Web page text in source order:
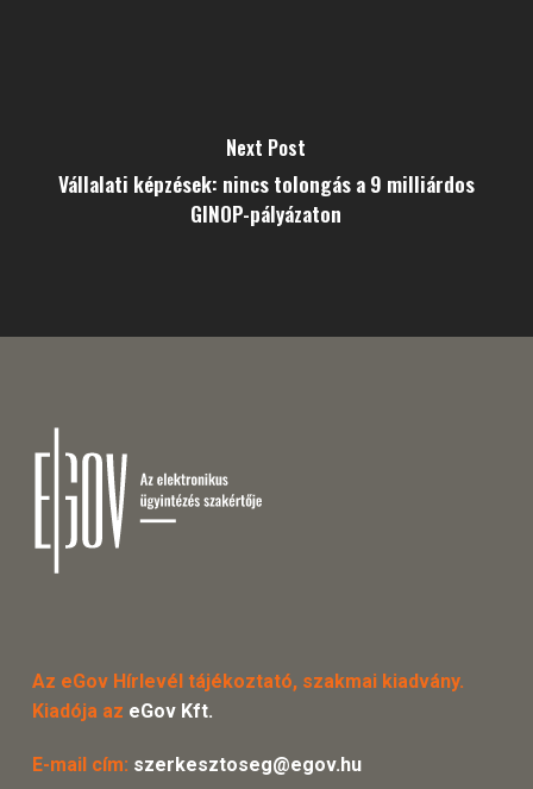
Next Post
Vállalati képzések: nincs tolongás a 9 milliárdos
GINOP-pályázaton
Az eGov Hírlevél tájékoztató, szakmai kiadvány.
Kiadója az eGov Kft.
E-mail cím: szerkesztoseg@egov.hu